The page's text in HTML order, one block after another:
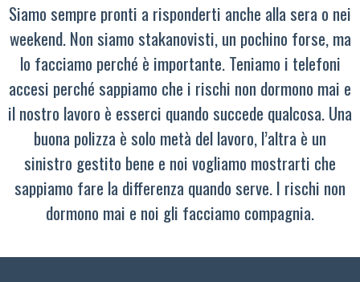
Siamo sempre pronti a risponderti anche alla sera o nei
weekend. Non siamo stakanovisti, un pochino forse, ma
lo facciamo perché è importante. Teniamo i telefoni
accesi perché sappiamo che i rischi non dormono mai e
il nostro lavoro è esserci quando succede qualcosa. Una
buona polizza è solo metà del lavoro, l’altra è un
sinistro gestito bene e noi vogliamo mostrarti che
sappiamo fare la differenza quando serve. I rischi non
dormono mai e noi gli facciamo compagnia.